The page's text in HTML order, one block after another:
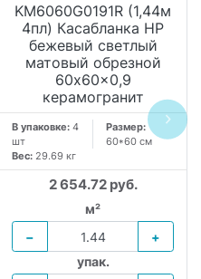
KM6060G0191R (1,44м
4пл) Касабланка HP
бежевый светлый
матовый обрезной
60x60x0,9
керамогранит
В упаковке: 4
шт
Размер:
60*60 см
Вес: 29.69 кг
2 654.72 руб.
м²
−
+
упак.